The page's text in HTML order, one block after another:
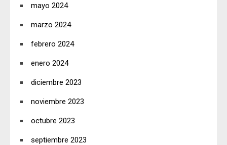
mayo 2024
marzo 2024
febrero 2024
enero 2024
diciembre 2023
noviembre 2023
octubre 2023
septiembre 2023